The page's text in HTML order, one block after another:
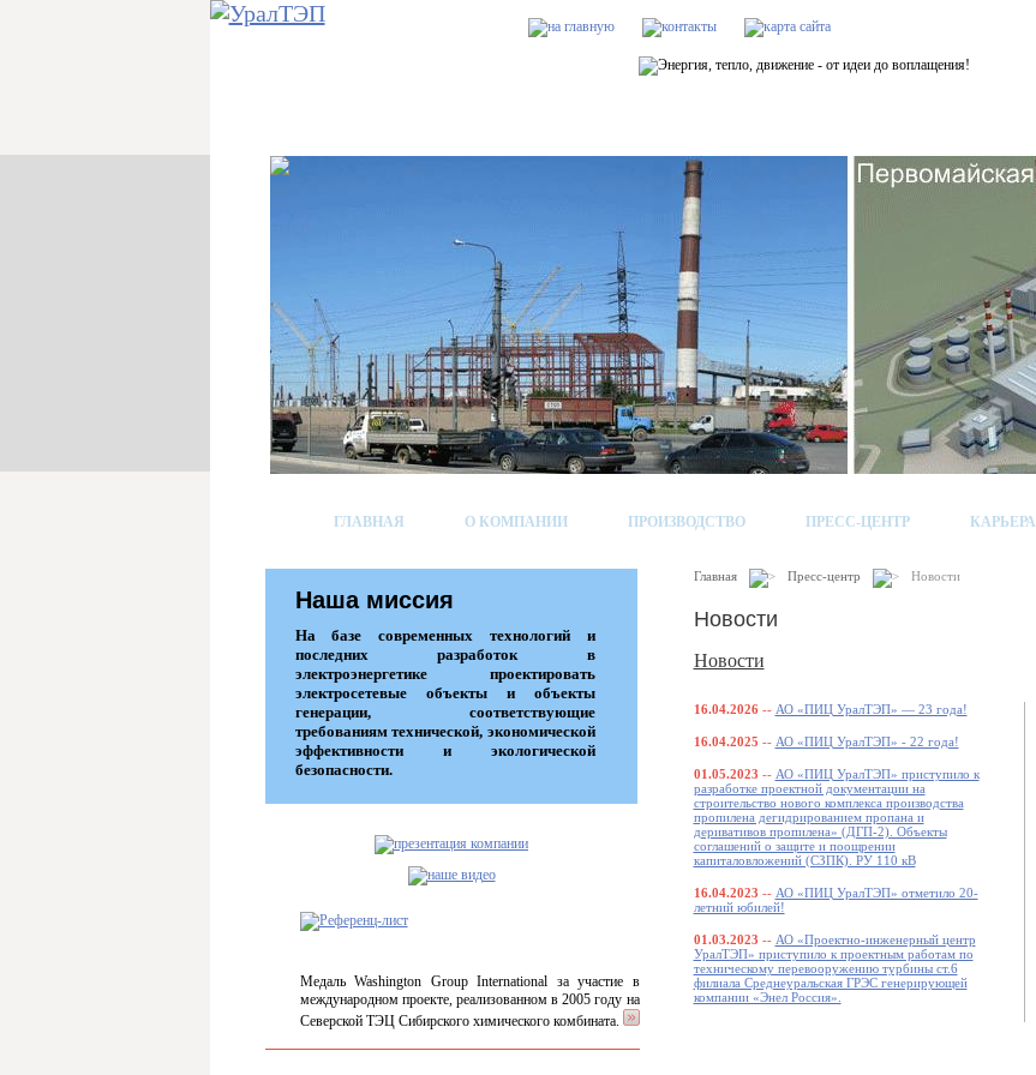
ГЛАВНАЯ О КОМПАНИИ ПРОИЗВОДСТВО ПРЕСС-ЦЕНТР КАРЬЕРА
Наша миссия
На базе современных технологий и
последних разработок в
электроэнергетике проектировать
электросетевые объекты и объекты
генерации, соответствующие
требованиям технической, экономической
эффективности и экологической
безопасности.
Медаль Washington Group International за участие в
международном проекте, реализованном в 2005 году на
Северской ТЭЦ Сибирского химического комбината.
Главная Пресс-центр Новости
Новости
Новости
16.04.2026 -- АО «ПИЦ УралТЭП» — 23 года!
16.04.2025 -- АО «ПИЦ УралТЭП» - 22 года!
01.05.2023 -- АО «ПИЦ УралТЭП» приступило к
разработке проектной документации на
строительство нового комплекса производства
пропилена дегидрированием пропана и
деривативов пропилена» (ДГП-2). Объекты
соглашений о защите и поощрении
капиталовложений (СЗПК). РУ 110 кВ
16.04.2023 -- АО «ПИЦ УралТЭП» отметило 20-
летний юбилей!
01.03.2023 -- АО «Проектно-инженерный центр
УралТЭП» приступило к проектным работам по
техническому перевооружению турбины ст.6
филиала Среднеуральская ГРЭС генерирующей
компании «Энел Россия».